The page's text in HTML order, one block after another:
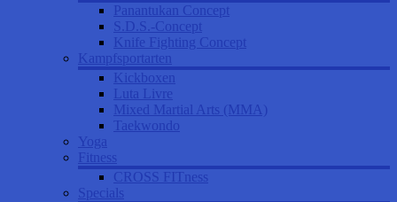
Panantukan Concept
S.D.S.-Concept
Knife Fighting Concept
Kampfsportarten
Kickboxen
Luta Livre
Mixed Martial Arts (MMA)
Taekwondo
Yoga
Fitness
CROSS FITness
Specials